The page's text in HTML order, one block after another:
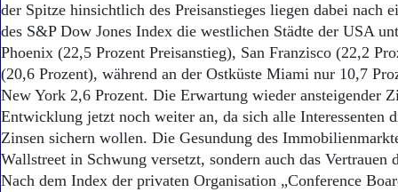
der Spitze hinsichtlich des Preisanstieges liegen dabei nach
des S&P Dow Jones Index die westlichen Städte der USA
Phoenix (22,5 Prozent Preisanstieg), San Franzisco (22,2
(20,6 Prozent), während an der Ostküste Miami nur 10,7
New York 2,6 Prozent. Die Erwartung wieder ansteigender
Entwicklung jetzt noch weiter an, da sich alle Interessenten
Zinsen sichern wollen. Die Gesundung des
Wallstreet in Schwung versetzt, sondern auch das Vertrauen
Nach dem Index der privaten Organisation „Conference